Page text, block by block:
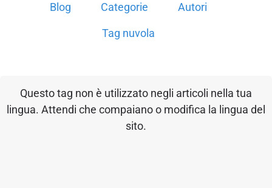
Blog Categorie Autori
Tag nuvola